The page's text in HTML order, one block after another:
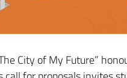
City of My Future”